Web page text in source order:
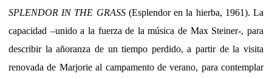
SPLENDOR IN THE GRASS(Esplendor en la hierba, 1961). La
capacidad –unido a la fuerza de la música de Max Steiner-, para
describir la añoranza de un tiempo perdido, a partir de la visita
renovada de Marjorie al campamento de verano, para contemplar